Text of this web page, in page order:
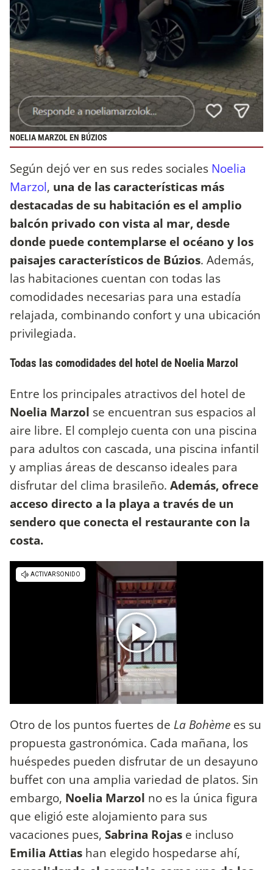
NOELIA MARZOL EN BÚZIOS
Según dejó ver en sus redes sociales Noelia
Marzol, una de las características más
destacadas de su habitación es el amplio
balcón privado con vista al mar, desde
donde puede contemplarse el océano y los
paisajes característicos de Búzios. Además,
las habitaciones cuentan con todas las
comodidades necesarias para una estadía
relajada, combinando confort y una ubicación
privilegiada.
Todas las comodidades del hotel de Noelia Marzol
Entre los principales atractivos del hotel de
Noelia Marzol se encuentran sus espacios al
aire libre. El complejo cuenta con una piscina
para adultos con cascada, una piscina infantil
y amplias áreas de descanso ideales para
disfrutar del clima brasileño. Además, ofrece
acceso directo a la playa a través de un
sendero que conecta el restaurante con la
costa.
Otro de los puntos fuertes de La Bohème es su
propuesta gastronómica. Cada mañana, los
huéspedes pueden disfrutar de un desayuno
buffet con una amplia variedad de platos. Sin
embargo, Noelia Marzol no es la única figura
que eligió este alojamiento para sus
vacaciones pues, Sabrina Rojas e incluso
Emilia Attias han elegido hospedarse ahí,